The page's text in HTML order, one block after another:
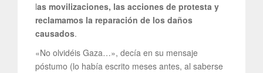
las movilizaciones, las acciones de protesta y
reclamamos la reparación de los daños
causados.
«No olvidéis Gaza…», decía en su mensaje
póstumo (lo había escrito meses antes, al saberse